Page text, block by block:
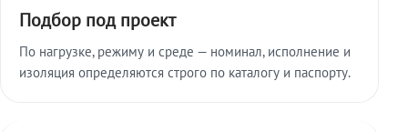
Подбор под проект
По нагрузке, режиму и среде — номинал, исполнение и
изоляция определяются строго по каталогу и паспорту.